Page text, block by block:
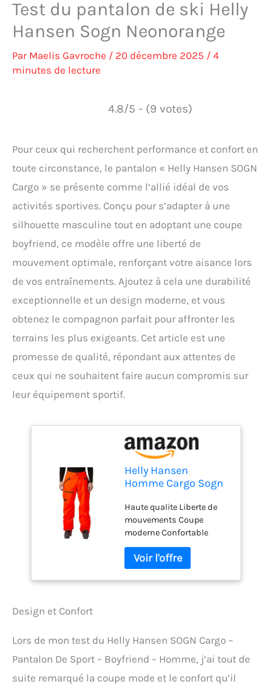
Test du pantalon de ski Helly
Hansen Sogn Neonorange
Par Maelis Gavroche / 20 décembre 2025 / 4
minutes de lecture
4.8/5 - (9 votes)
Pour ceux qui recherchent performance et confort en
toute circonstance, le pantalon « Helly Hansen SOGN
Cargo » se présente comme l’allié idéal de vos
activités sportives. Conçu pour s’adapter à une
silhouette masculine tout en adoptant une coupe
boyfriend, ce modèle offre une liberté de
mouvement optimale, renforçant votre aisance lors
de vos entraînements. Ajoutez à cela une durabilité
exceptionnelle et un design moderne, et vous
obtenez le compagnon parfait pour affronter les
terrains les plus exigeants. Cet article est une
promesse de qualité, répondant aux attentes de
ceux qui ne souhaitent faire aucun compromis sur
leur équipement sportif.
Helly Hansen
Homme Cargo Sogn
Neonorange, XXL EU
Haute qualite Liberte de
mouvements Coupe
moderne Confortable
Design et Confort
Lors de mon test du Helly Hansen SOGN Cargo –
Pantalon De Sport – Boyfriend – Homme, j’ai tout de
suite remarqué la coupe mode et le confort qu’il